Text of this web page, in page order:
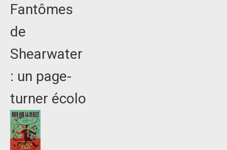
Fantômes
de
Shearwater
: un page-
turner écolo